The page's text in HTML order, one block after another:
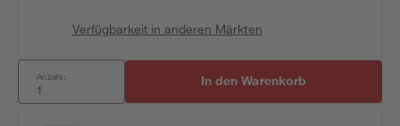
Verfügbarkeit in anderen Märkten
Anzahl: In den Warenkorb